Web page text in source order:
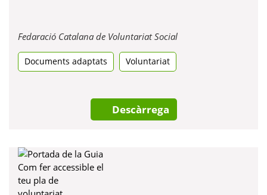
Fedaració Catalana de Voluntariat SocialObre
Documents adaptats Voluntariat
Descàrrega